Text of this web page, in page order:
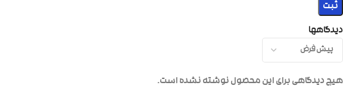
دیدگاهها
هیچ دیدگاهی برای این محصول نوشته نشده است.